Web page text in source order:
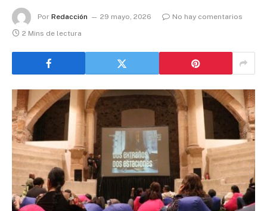
Por Redacción 29 mayo, 2026
No hay comentarios
2 Mins de lectura